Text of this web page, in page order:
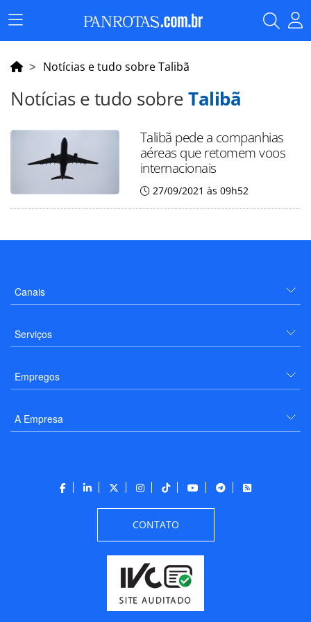
Menu
Principal
Notícias e tudo sobre Talibã
Notícias e tudo sobreTalibã
Talibã pede a companhias
aéreas que retomem voos
internacionais
27/09/2021 às 09h52
Canais
Serviços
Empregos
A Empresa
CONTATO